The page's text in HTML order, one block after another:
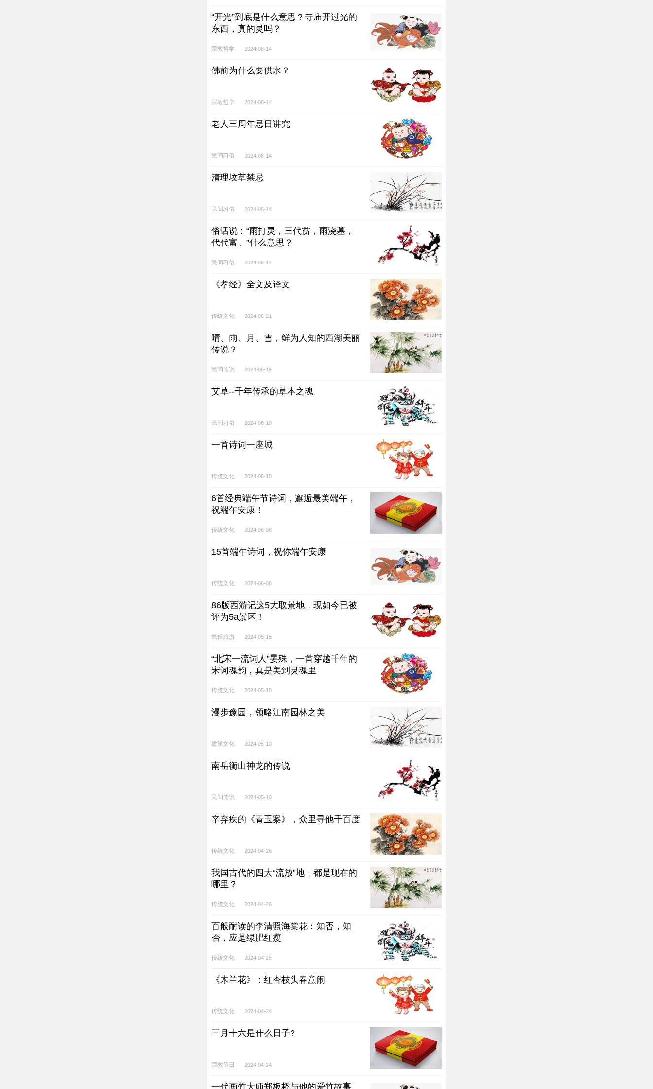
“开光”到底是什么意思？寺庙开过光的
东西，真的灵吗？
宗教哲学 2024-08-14
佛前为什么要供水？
宗教哲学 2024-08-14
老人三周年忌日讲究
民间习俗 2024-08-14
清理坟草禁忌
民间习俗 2024-08-14
俗话说：“雨打灵，三代贫，雨浇墓，
代代富。”什么意思？
民间习俗 2024-08-14
《孝经》全文及译文
传统文化 2024-06-21
晴、雨、月、雪，鲜为人知的西湖美丽
传说？
民间传说 2024-06-19
艾草--千年传承的草本之魂
民间习俗 2024-06-10
一首诗词一座城
传统文化 2024-06-10
6首经典端午节诗词，邂逅最美端午，
祝端午安康！
传统文化 2024-06-08
15首端午诗词，祝你端午安康
传统文化 2024-06-08
86版西游记这5大取景地，现如今已被
评为5a景区！
民俗旅游 2024-05-15
“北宋一流词人”晏殊，一首穿越千年的
宋词魂韵，真是美到灵魂里
传统文化 2024-05-10
漫步豫园，领略江南园林之美
建筑文化 2024-05-10
南岳衡山神龙的传说
民间传说 2024-05-10
辛弃疾的《青玉案》，众里寻他千百度
传统文化 2024-04-26
我国古代的四大“流放”地，都是现在的
哪里？
传统文化 2024-04-26
百般耐读的李清照海棠花：知否，知
否，应是绿肥红瘦
传统文化 2024-04-25
《木兰花》：红杏枝头春意闹
传统文化 2024-04-24
三月十六是什么日子?
宗教节日 2024-04-24
一代画竹大师郑板桥与他的爱竹故事